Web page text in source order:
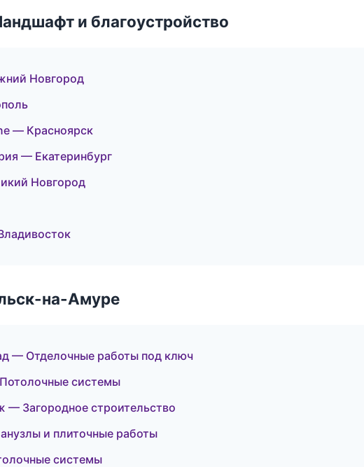
и благоустройство
Новгород
— Красноярск
— Екатеринбург
Новгород
на-Амуре
— Отделочные работы под ключ
системы
Загородное строительство
и плиточные работы
системы